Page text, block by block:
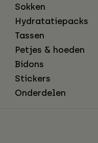
Sokken
Hydratatiepacks
Tassen
Petjes & hoeden
Bidons
Stickers
Onderdelen